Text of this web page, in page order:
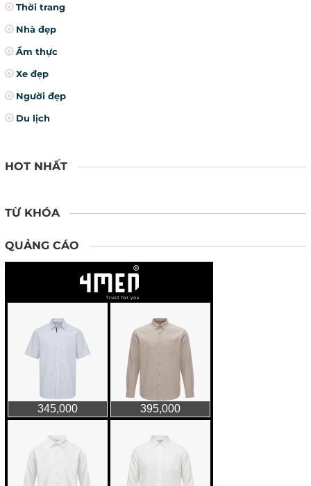
Thời trang
Nhà đẹp
Ẩm thực
Xe đẹp
Người đẹp
Du lịch
HOT NHẤT
TỪ KHÓA
QUẢNG CÁO